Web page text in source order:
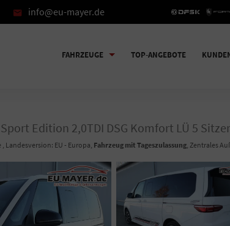
info@eu-mayer.de
FAHRZEUGE TOP-ANGEBOTE
Sport Edition 2,0TDI DSG Komfort LÜ 5 Sitzer
, Landesversion: EU - Europa, Fahrzeug mit Tageszulassung, Zentrales